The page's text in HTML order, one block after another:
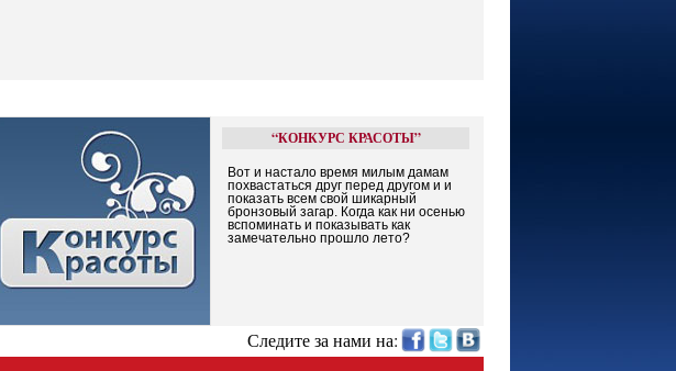
“КОНКУРС КРАСОТЫ”
Вот и настало время милым дамам
похвастаться друг перед другом и и
показать всем свой шикарный
бронзовый загар. Когда как ни осенью
вспоминать и показывать как
замечательно прошло лето?
Следите за нами на: